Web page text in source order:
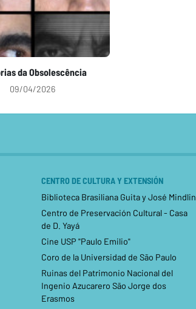
da Obsolescência
09/04/2026
CENTRO DE CULTURA Y EXTENSIÓN
Biblioteca Brasiliana Guita y José Mindlin
Centro de Preservación Cultural - Casa
de D. Yayá
Cine USP "Paulo Emilio"
Coro de la Universidad de São Paulo
Ruinas del Patrimonio Nacional del
Ingenio Azucarero São Jorge dos
Erasmos